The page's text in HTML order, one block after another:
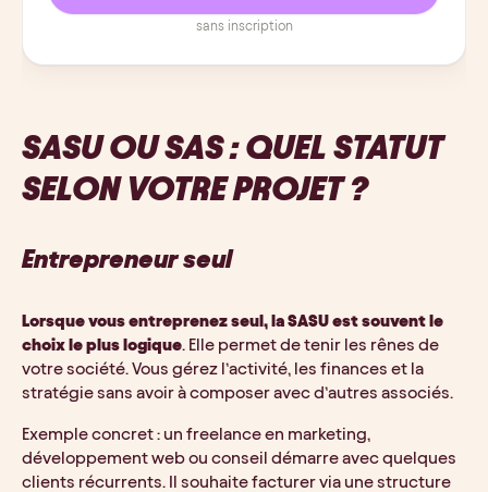
sans inscription
SASU OU SAS : QUEL STATUT
SELON VOTRE PROJET ?
Entrepreneur seul
Lorsque vous entreprenez seul, la SASU est souvent le
choix le plus logique. Elle permet de tenir les rênes de
votre société. Vous gérez l’activité, les finances et la
stratégie sans avoir à composer avec d’autres associés.
Exemple concret : un freelance en marketing,
développement web ou conseil démarre avec quelques
clients récurrents. Il souhaite facturer via une structure